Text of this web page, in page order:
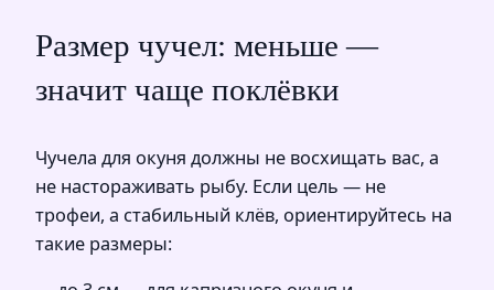
Размер чучел: меньше —
значит чаще поклёвки
Чучела для окуня должны не восхищать вас, а
не настораживать рыбу. Если цель — не
трофеи, а стабильный клёв, ориентируйтесь на
такие размеры: